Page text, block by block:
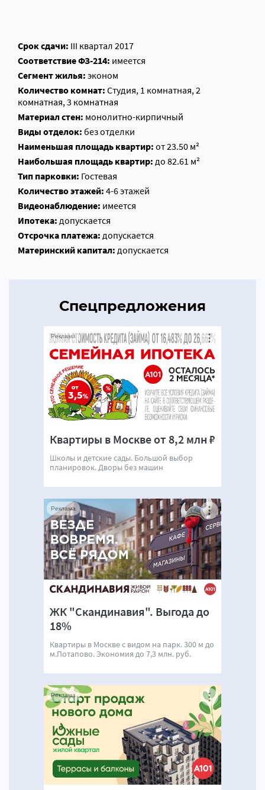
Срок сдачи: III квартал 2017
Соответствие ФЗ-214: имеется
Сегмент жилья: эконом
Количество комнат: Студия, 1 комнатная, 2
комнатная, 3 комнатная
Материал стен: монолитно-кирпичный
Виды отделок: без отделки
Наименьшая площадь квартир: от 23.50 м²
Наибольшая площадь квартир: до 82.61 м²
Тип парковки: Гостевая
Количество этажей: 4-6 этажей
Видеонаблюдение: имеется
Ипотека: допускается
Отсрочка платежа: допускается
Материнский капитал: допускается
Спецпредложения
Квартиры в Москве от 8,2 млн ₽
Школы и детские сады. Большой выбор
планировок. Дворы без машин
Реклама
ЖК "Скандинавия". Выгода до
18%
Квартиры в Москве с видом на парк. 300 м до
м.Потапово. Экономия до 7,3 млн. руб.
Реклама
Реклама